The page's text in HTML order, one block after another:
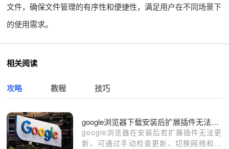
文件，确保文件管理的有序性和便捷性，满足用户在不同场景下
的使用需求。
相关阅读
攻略 教程 技巧
google浏览器下载安装后扩展插件无法更新操作方法
google浏览器在安装后若扩展插件无法更
新，可通过手动检查更新、切换网络和清